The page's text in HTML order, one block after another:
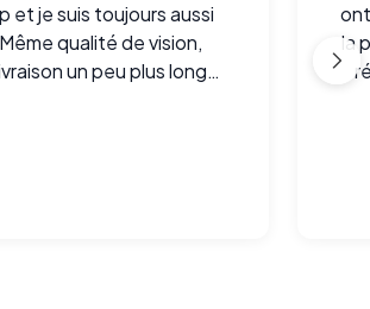
et je suis toujours aussi
qualité de vision,
un peu plus long
la